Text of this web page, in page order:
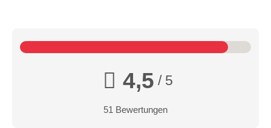
4,5 / 5
51 Bewertungen